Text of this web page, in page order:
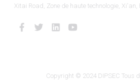
Xitai Road, Zone de haute technologie,
Copyright © 2024 DIPSEC Tous